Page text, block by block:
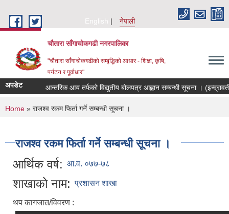
English
नेपाली
चौतारा साँगाचोकगढी नगरपालिका
"चौतारा साँगाचोकगढीको सम्बृद्धिको आधार - शिक्षा, कृषि,
पर्यटन र पूर्वाधार"
अपडेट आन्तरिक आय तर्फको विद्युतीय बोलपत्र आह्वान सम्बन्धी सूचना । (इन्द्रावती
You are here
Home » राजश्व रकम फिर्ता गर्ने सम्बन्धी सूचना ।
राजश्व रकम फिर्ता गर्ने सम्बन्धी सूचना ।
आर्थिक वर्ष: आ.व. ०७७-७८
शाखाको नाम: प्रशासन शाखा
थप कागजात/विवरण :